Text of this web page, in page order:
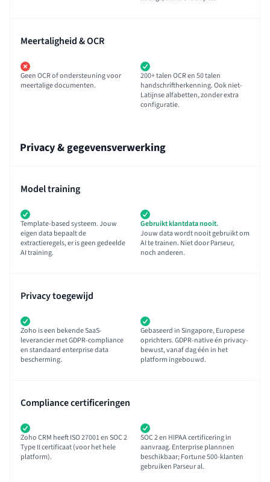
Meertaligheid & OCR
Geen OCR of ondersteuning voor
meertalige documenten.
200+ talen OCR en 50 talen
handschriftherkenning. Ook niet-
Latijnse alfabetten, zonder extra
configuratie.
Privacy & gegevensverwerking
Model training
Template-based systeem. Jouw
eigen data bepaalt de
extractieregels, er is geen gedeelde
AI training.
Gebruikt klantdata nooit.
Jouw data wordt nooit gebruikt om
AI te trainen. Niet door Parseur,
noch anderen.
Privacy toegewijd
Zoho is een bekende SaaS-
leverancier met GDPR-compliance
en standaard enterprise data
bescherming.
Gebaseerd in Singapore, Europese
oprichters. GDPR-native én privacy-
bewust, vanaf dag één in het
platform ingebouwd.
Compliance certificeringen
Zoho CRM heeft ISO 27001 en SOC 2
Type II certificaat (voor het hele
platform).
SOC 2 en HIPAA certificering in
aanvraag. Enterprise plannnen
beschikbaar; Fortune 500-klanten
gebruiken Parseur al.